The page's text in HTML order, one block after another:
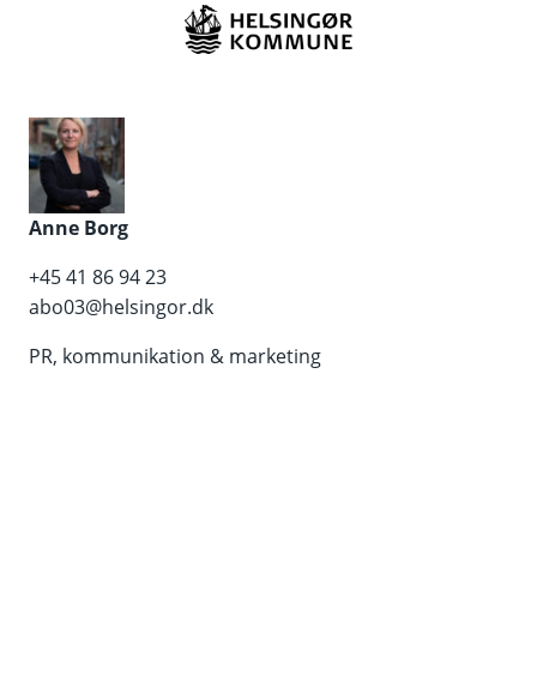
Anne Borg
+45 41 86 94 23
abo03@helsingor.dk
PR, kommunikation & marketing